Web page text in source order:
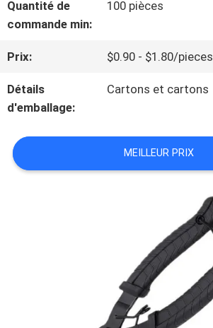
L'USINE
CONTRÔLE
Quantité de
commande min:
100 pièces
Prix: $0.90 - $1.80/pieces
Détails
d'emballage:
Cartons et cartons
MEILLEUR PRIX